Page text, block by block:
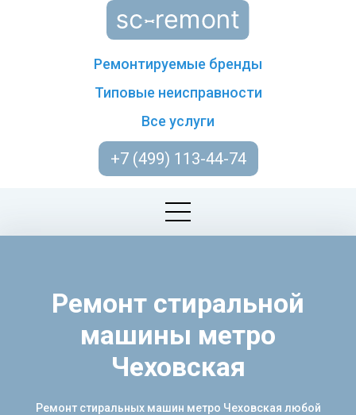
Ремонтируемые бренды
Типовые неисправности
Все услуги
+7 (499) 113-44-74
Ремонт стиральной
машины метро
Чеховская
Ремонт стиральных машин метро Чеховская любой